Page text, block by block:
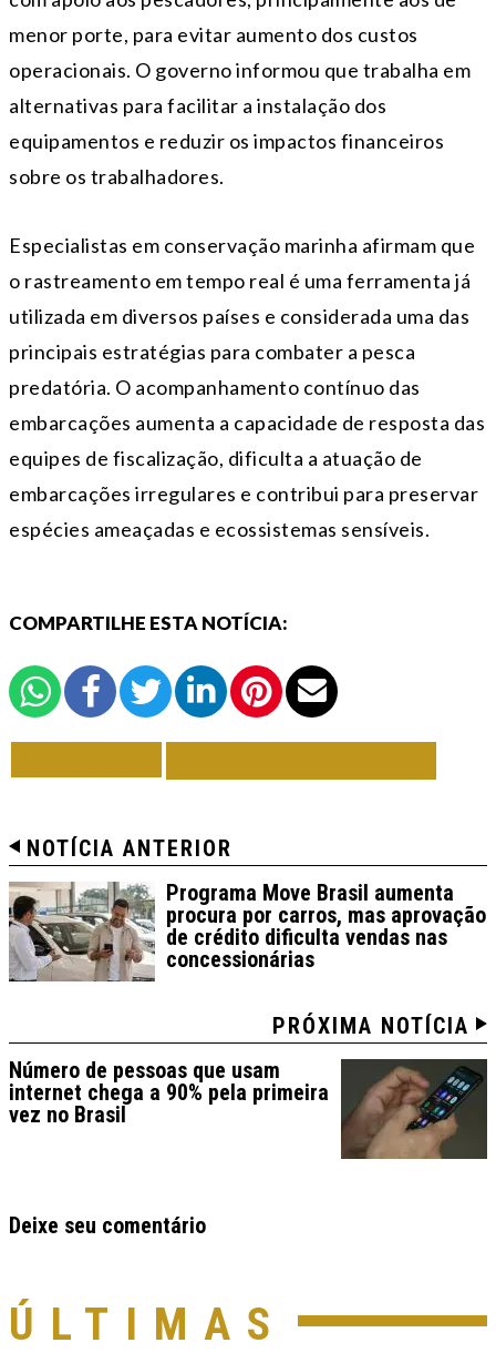
menor porte, para evitar aumento dos custos
operacionais. O governo informou que trabalha em
alternativas para facilitar a instalação dos
equipamentos e reduzir os impactos financeiros
sobre os trabalhadores.
Especialistas em conservação marinha afirmam que
o rastreamento em tempo real é uma ferramenta já
utilizada em diversos países e considerada uma das
principais estratégias para combater a pesca
predatória. O acompanhamento contínuo das
embarcações aumenta a capacidade de resposta das
equipes de fiscalização, dificulta a atuação de
embarcações irregulares e contribui para preservar
espécies ameaçadas e ecossistemas sensíveis.
COMPARTILHE ESTA NOTÍCIA:
NOTÍCIA ANTERIOR
Programa Move Brasil aumenta
procura por carros, mas aprovação
de crédito dificulta vendas nas
concessionárias
PRÓXIMA NOTÍCIA
Número de pessoas que usam
internet chega a 90% pela primeira
vez no Brasil
Deixe seu comentário
ÚLTIMAS